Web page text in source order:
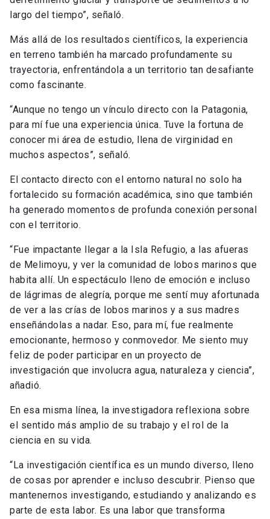
largo del tiempo”, señaló.
Más allá de los resultados científicos, la experiencia
en terreno también ha marcado profundamente su
trayectoria, enfrentándola a un territorio tan desafiante
como fascinante.
“Aunque no tengo un vínculo directo con la Patagonia,
para mí fue una experiencia única. Tuve la fortuna de
conocer mi área de estudio, llena de virginidad en
muchos aspectos”, señaló.
El contacto directo con el entorno natural no solo ha
fortalecido su formación académica, sino que también
ha generado momentos de profunda conexión personal
con el territorio.
“Fue impactante llegar a la Isla Refugio, a las afueras
de Melimoyu, y ver la comunidad de lobos marinos que
habita allí. Un espectáculo lleno de emoción e incluso
de lágrimas de alegría, porque me sentí muy afortunada
de ver a las crías de lobos marinos y a sus madres
enseñándolas a nadar. Eso, para mí, fue realmente
emocionante, hermoso y conmovedor. Me siento muy
feliz de poder participar en un proyecto de
investigación que involucra agua, naturaleza y ciencia”,
añadió.
En esa misma línea, la investigadora reflexiona sobre
el sentido más amplio de su trabajo y el rol de la
ciencia en su vida.
“La investigación científica es un mundo diverso, lleno
de cosas por aprender e incluso descubrir. Pienso que
mantenernos investigando, estudiando y analizando es
parte de esta labor. Es una labor que transforma